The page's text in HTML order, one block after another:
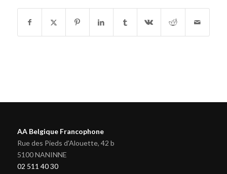
AA Belgique Francophone
Rue des Pieds d'Alouette, 42 b
5100 NANINNE
02 511 40 30